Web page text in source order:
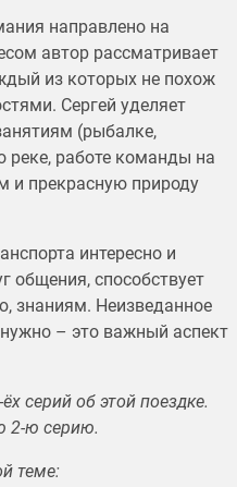
направлено на
автор рассматривает
из которых не похож
Сергей уделяет
(рыбалке,
реке, работе команды на
и прекрасную природу
интересно и
общения, способствует
знаниям. Неизведанное
– это важный аспект
серий об этой поездке.
2-ю серию.
теме: